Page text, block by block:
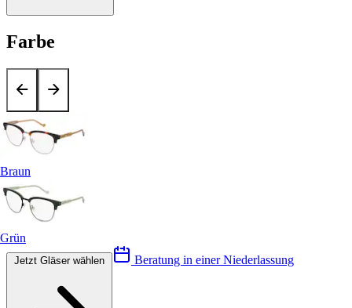
Farbe
Braun
Grün
Beratung in einer Niederlassung